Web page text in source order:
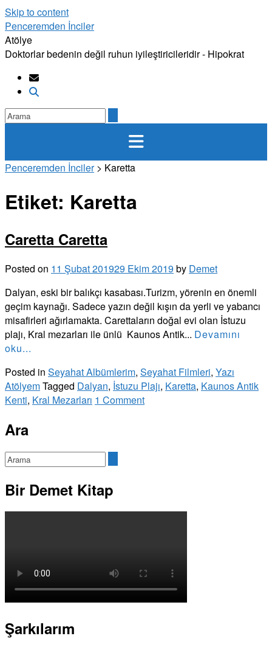
Skip to content
Penceremden İnciler
Atölye
Doktorlar bedenin değil ruhun iyileştiricileridir - Hipokrat
Penceremden İnciler> Karetta
Etiket: Karetta
Caretta Caretta
Posted on 11 Şubat 201929 Ekim 2019 by Demet
Dalyan, eski bir balıkçı kasabası.Turizm, yörenin en önemli
geçim kaynağı. Sadece yazın değil kışın da yerli ve yabancı
misafirleri ağırlamakta. Carettaların doğal evi olan İstuzu
plajı, Kral mezarları ile ünlü Kaunos Antik... Devamını
oku...
Posted in Seyahat Albümlerim, Seyahat Filmleri, Yazı
AtölyemTagged Dalyan, İstuzu Plajı, Karetta, Kaunos Antik
Kenti, Kral Mezarları 1 Comment
Ara
Bir Demet Kitap
Şarkılarım